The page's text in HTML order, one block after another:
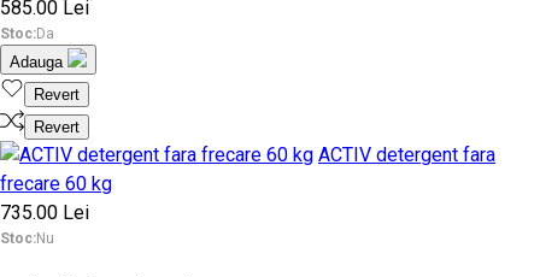
585.00 Lei
Stoc:Da
Adauga
Revert
Revert
ACTIV detergent fara
frecare 60 kg
735.00 Lei
Stoc:Nu